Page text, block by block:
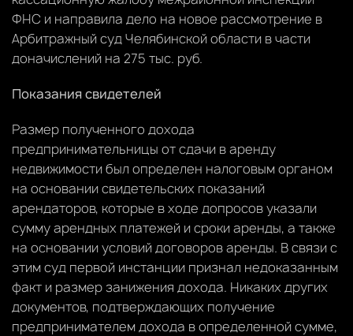
ФНС и направила дело на новое рассмотрение в
Арбитражный суд Челябинской области в части
доначислений на 275 тыс. руб.
Показания свидетелей
Размер полученного дохода
предпринимательницы от сдачи в аренду
недвижимости был определен налоговым органом
на основании свидетельских показаний
арендаторов, которые в ходе допросов указали
сумму арендных платежей и сроки аренды, а также
на основании условий договоров аренды. В связи с
этим суд первой инстанции признал недоказанным
факт и размер занижения дохода. Никаких других
документов, подтверждающих получение
предпринимателем дохода в определенной сумме,